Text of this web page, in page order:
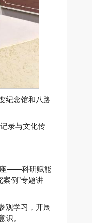
纪念馆和八路
录与文化传
座——科研赋能
例”专题讲
观学习，开展
。